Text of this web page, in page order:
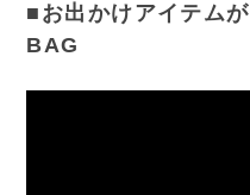
■お出かけアイテム
BAG